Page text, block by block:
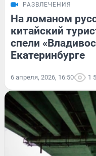
РАЗВЛЕЧЕНИЯ
На ломаном
китайский
спели
Екатеринбурге
6 апреля, 2026, 16:50 1